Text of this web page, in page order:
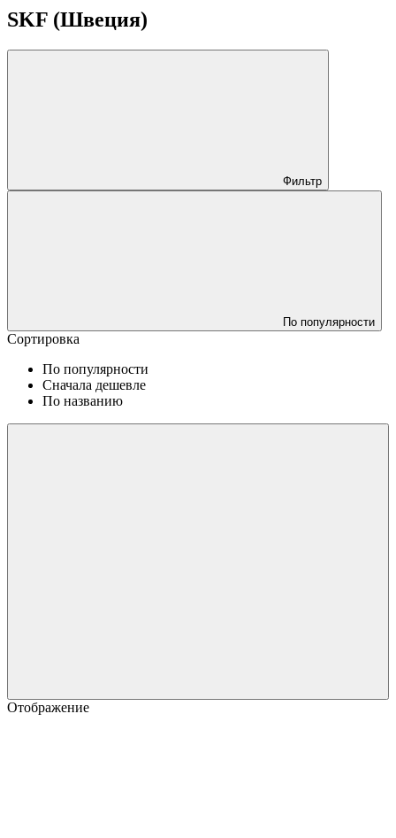
SKF (Швеция)
Фильтр
По популярности
Сортировка
По популярности
Сначала дешевле
По названию
Отображение